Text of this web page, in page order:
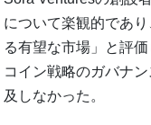
について楽観的であ
る有望な市場」と評
コイン戦略のガバナ
及しなかった。